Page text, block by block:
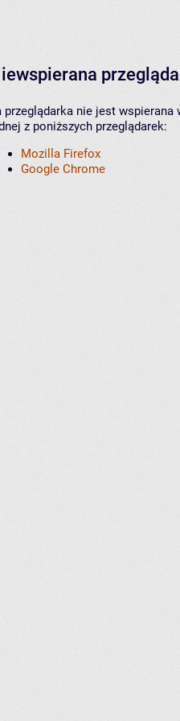
przeglądarka nie jest
z poniższych przeglądarek:
Mozilla Firefox
Google Chrome